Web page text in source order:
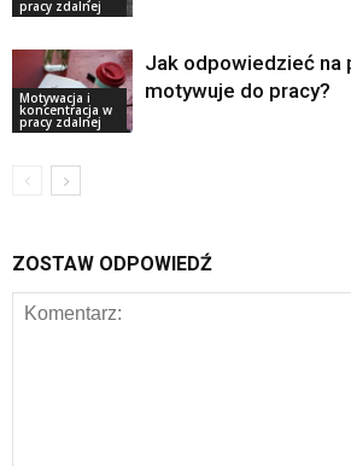
pracy zdalnej
Motywacja i
koncentracja w
pracy zdalnej
Jak odpowiedzieć na
motywuje do pracy?
ZOSTAW ODPOWIEDŹ